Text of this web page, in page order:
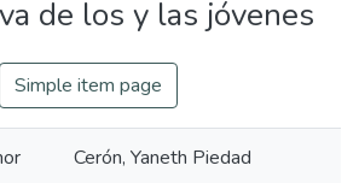
de los y las jóvenes
Simple item page
Cerón, Yaneth Piedad